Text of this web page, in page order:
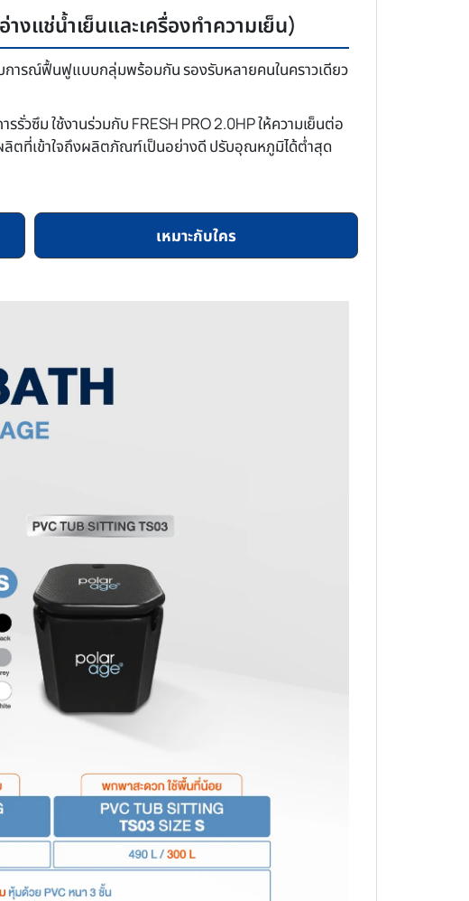
แช่น้ำเย็นและเครื่องทำความเย็น)
การณ์ฟื้นฟูแบบกลุ่มพร้อมกัน รองรับหลายคนในคราวเดียว
ซึม ใช้งานร่วมกับ FRESH PRO 2.0HP ให้ความเย็นต่อ
ผลิตที่เข้าใจถึงผลิตภัณฑ์เป็นอย่างดี ปรับอุณหภูมิได้ต่ำสุด
เหมาะกับใคร